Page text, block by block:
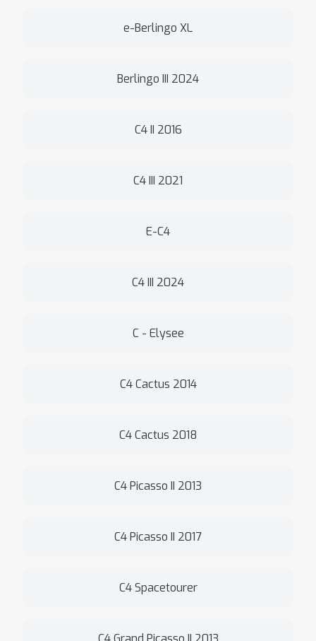
e-Berlingo XL
Berlingo III 2024
C4 II 2016
C4 III 2021
E-C4
C4 III 2024
C - Elysee
C4 Cactus 2014
C4 Cactus 2018
C4 Picasso II 2013
C4 Picasso II 2017
C4 Spacetourer